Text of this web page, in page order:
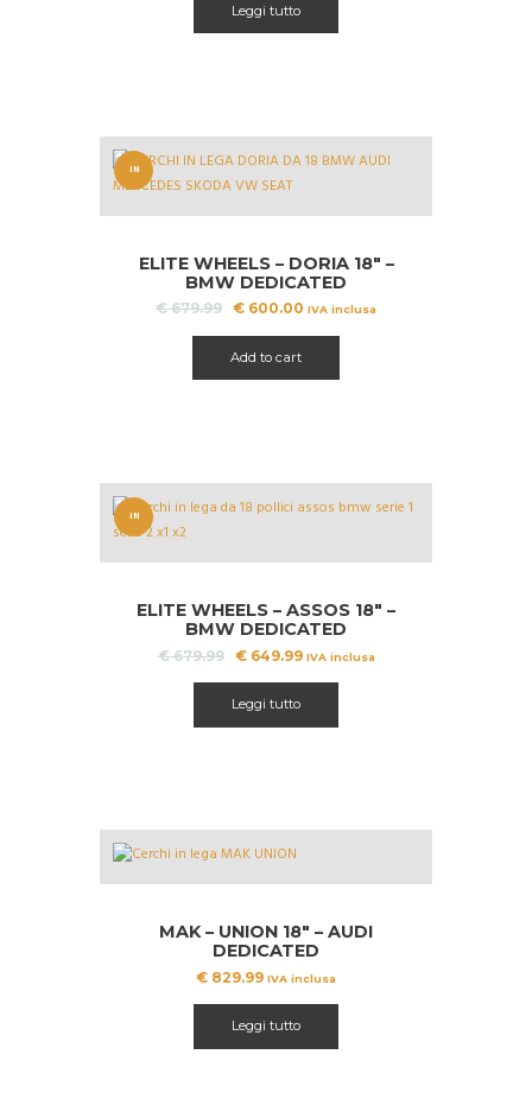
Leggi tutto
IN
ELITE WHEELS – DORIA 18″ –
BMW DEDICATED
€679.99 Il
era:
€ 679.99.
€ 600.00 Il
€ 600.00.
IVA inclusa
Add to cart
IN
ELITE WHEELS – ASSOS 18″ –
BMW DEDICATED
€679.99
Il
era:
€ 679.99.
€649.99Il
€ 649.99.
IVA inclusa
Leggi tutto
MAK – UNION 18″ – AUDI
DEDICATED
€ 829.99 IVA inclusa
Leggi tutto